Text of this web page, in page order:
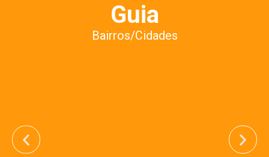
Guia
Bairros/Cidades